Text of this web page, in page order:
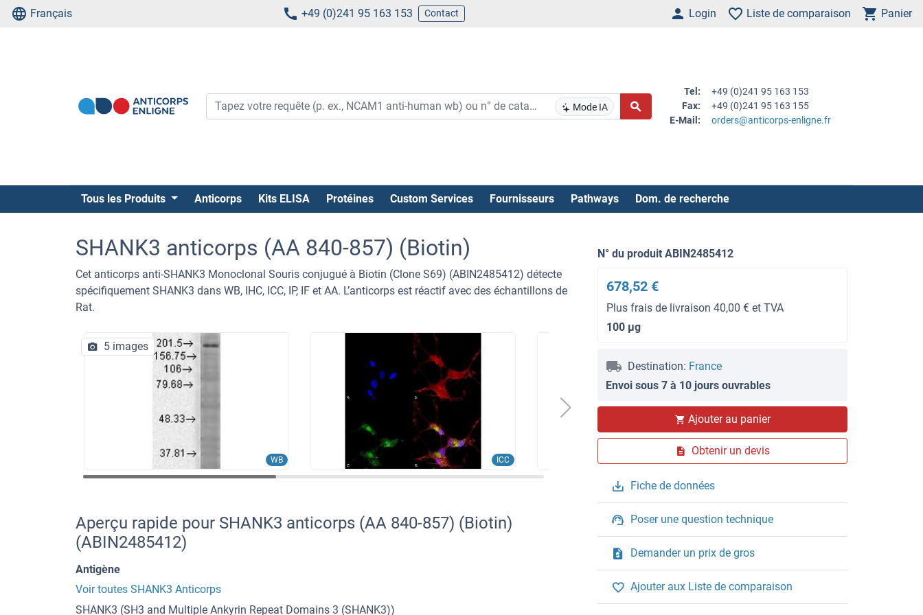
Français +49 (0)241 95 163 153 Contact Login Liste de comparaison Panier
Mode IA
Tel:
+49 (0)241 95 163 153
Fax:
+49 (0)241 95 163 155
E-Mail:
orders@anticorps-enligne.fr
Tous les Produits Anticorps Kits ELISA Protéines Custom Services Fournisseurs Pathways Dom. de recherche
SHANK3 anticorps (AA 840-857) (Biotin)
Cet anticorps anti-SHANK3 Monoclonal Souris conjugué à Biotin (Clone S69) (ABIN2485412) détecte
spécifiquement SHANK3 dans WB, IHC, ICC, IP, IF et AA. L’anticorps est réactif avec des échantillons de
Rat.
WB ICC
5 images
N° du produit ABIN2485412
678,52 €
Plus frais de livraison 40,00 € et TVA
100 μg
Destination: France
Envoi sous 7 à 10 jours ouvrables
Ajouter au panier
Obtenir un devis
Fiche de données
Poser une question technique
Demander un prix de gros
Ajouter aux Liste de comparaison
Aperçu rapide pour SHANK3 anticorps (AA 840-857) (Biotin)
(ABIN2485412)
Antigène
Voir toutes SHANK3 Anticorps
SHANK3 (SH3 and Multiple Ankyrin Repeat Domains 3 (SHANK3))